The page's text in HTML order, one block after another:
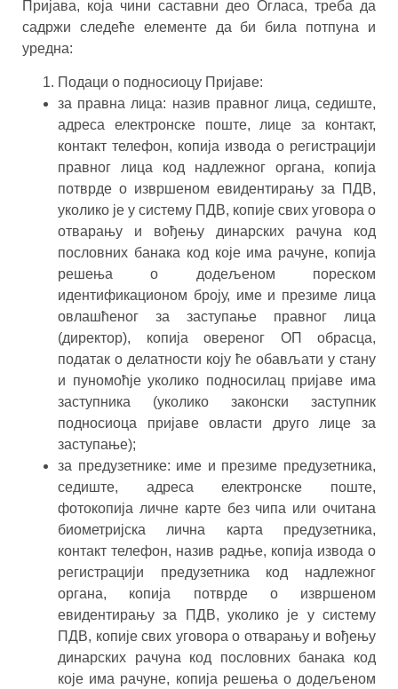
Пријавa, која чини саставни део Огласа, треба да
садржи следеће елементе да би била потпуна и
уредна:
Подаци о подносиоцу Пријаве:
за правна лица: назив правног лица, седиште,
адреса електронске поште, лице за контакт,
контакт телефон, копија извода о регистрацији
правног лица код надлежног органа, копија
потврде о извршеном евидентирању за ПДВ,
уколико је у систему ПДВ, копије свих уговора о
отварању и вођењу динарских рачуна код
пословних банака код које има рачуне, копија
решења о додељеном пореском
идентификационом броју, име и презиме лица
овлашћеног за заступање правног лица
(директор), копија овереног ОП обрасца,
податак о делатности коју ће обављати у стану
и пуномоћје уколико подносилац пријаве има
заступника (уколико законски заступник
подносиоца пријаве овласти друго лице за
заступање);
за предузетнике: име и презиме предузетника,
седиште, адреса електронске поште,
фотокопија личне карте без чипа или очитана
биометријска лична карта предузетника,
контакт телефон, назив радње, копија извода о
регистрацији предузетника код надлежног
органа, копија потврде о извршеном
евидентирању за ПДВ, уколико је у систему
ПДВ, копије свих уговора о отварању и вођењу
динарских рачуна код пословних банака код
које има рачуне, копија решења о додељеном